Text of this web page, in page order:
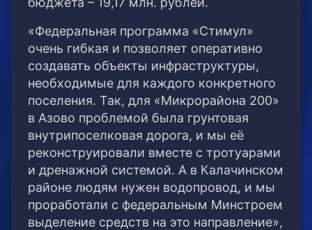
«Федеральная программа «Стимул»
очень гибкая и позволяет оперативно
создавать объекты инфраструктуры,
необходимые для каждого конкретного
поселения. Так, для «Микрорайона 200»
в Азово проблемой была грунтовая
внутрипоселковая дорога, и мы её
реконструировали вместе с тротуарами
и дренажной системой. А в Калачинском
районе людям нужен водопровод, и мы
проработали с федеральным Минстроем
выделение средств на это направление»,